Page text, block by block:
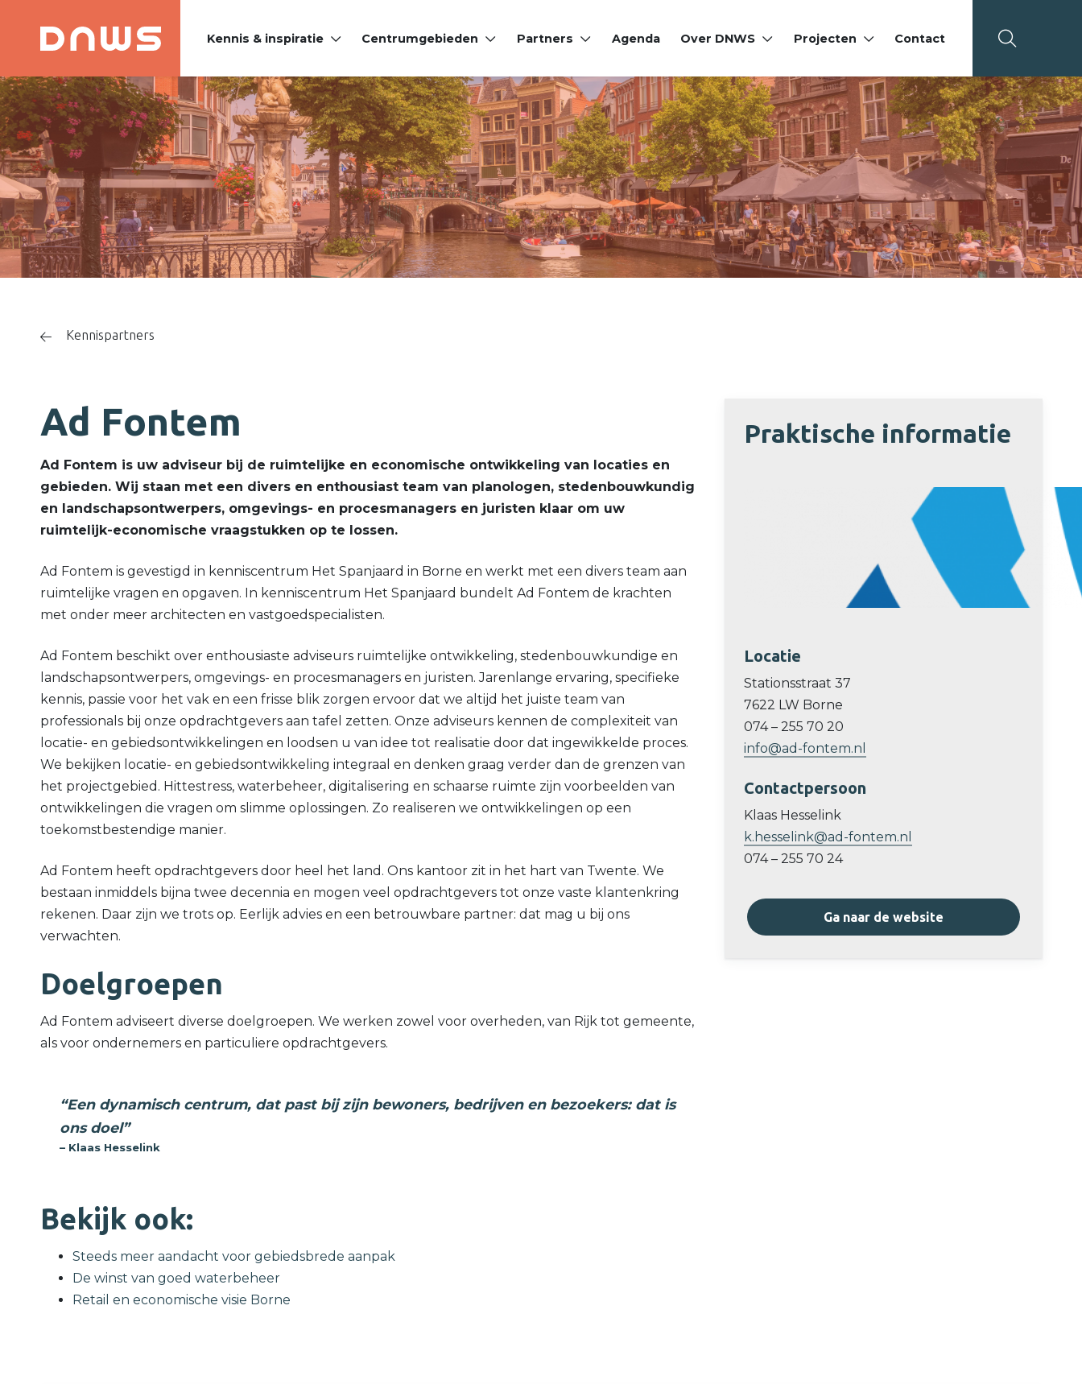
NIEUWE
WINKELSTRAAT
Kennis & inspiratie Centrumgebieden Partners Agenda Over DNWS Projecten Contact
Kennispartners
Ad Fontem
Ad Fontem is uw adviseur bij de ruimtelijke en economische ontwikkeling van locaties en
gebieden. Wij staan met een divers en enthousiast team van planologen, stedenbouwkundig
en landschapsontwerpers, omgevings- en procesmanagers en juristen klaar om uw
ruimtelijk-economische vraagstukken op te lossen.
Ad Fontem is gevestigd in kenniscentrum Het Spanjaard in Borne en werkt met een divers team aan
ruimtelijke vragen en opgaven. In kenniscentrum Het Spanjaard bundelt Ad Fontem de krachten
met onder meer architecten en vastgoedspecialisten.
Ad Fontem beschikt over enthousiaste adviseurs ruimtelijke ontwikkeling, stedenbouwkundige en
landschapsontwerpers, omgevings- en procesmanagers en juristen. Jarenlange ervaring, specifieke
kennis, passie voor het vak en een frisse blik zorgen ervoor dat we altijd het juiste team van
professionals bij onze opdrachtgevers aan tafel zetten. Onze adviseurs kennen de complexiteit van
locatie- en gebiedsontwikkelingen en loodsen u van idee tot realisatie door dat ingewikkelde proces.
We bekijken locatie- en gebiedsontwikkeling integraal en denken graag verder dan de grenzen van
het projectgebied. Hittestress, waterbeheer, digitalisering en schaarse ruimte zijn voorbeelden van
ontwikkelingen die vragen om slimme oplossingen. Zo realiseren we ontwikkelingen op een
toekomstbestendige manier.
Ad Fontem heeft opdrachtgevers door heel het land. Ons kantoor zit in het hart van Twente. We
bestaan inmiddels bijna twee decennia en mogen veel opdrachtgevers tot onze vaste klantenkring
rekenen. Daar zijn we trots op. Eerlijk advies en een betrouwbare partner: dat mag u bij ons
verwachten.
Doelgroepen
Ad Fontem adviseert diverse doelgroepen. We werken zowel voor overheden, van Rijk tot gemeente,
als voor ondernemers en particuliere opdrachtgevers.
“Een dynamisch centrum, dat past bij zijn bewoners, bedrijven en bezoekers: dat is
ons doel”
– Klaas Hesselink
Bekijk ook:
Steeds meer aandacht voor gebiedsbrede aanpak
De winst van goed waterbeheer
Retail en economische visie Borne
Praktische informatie
Locatie
Stationsstraat 37
7622 LW Borne
074 – 255 70 20
info@ad-fontem.nl
Contactpersoon
Klaas Hesselink
k.hesselink@ad-fontem.nl
074 – 255 70 24
Ga naar de website